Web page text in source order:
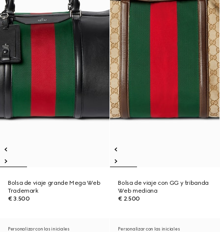
Bolsa de viaje grande Mega Web
Trademark
€ 3.500
Bolsa de viaje con GG y tribanda
Web mediana
€ 2.500
Personalizar con las iniciales Personalizar con las iniciales